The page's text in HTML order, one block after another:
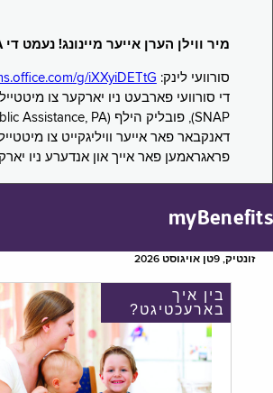
מיר ווילן הערן אייער מיינונג! נעמט די OTDA רעגירונג בענעפיטן סורוועי!
סורוועי לינק: g/iXXyiDETtG
דאנקבאר פאר אייער וויליגקייט צו
פראגראמען פאר אייך און אנדערע ניו
myBenefits
זונטיק, 9טן אויגוסט 2026
בין איך
בארעכטיגט?